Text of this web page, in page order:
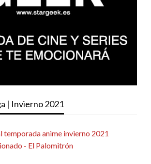
| Invierno 2021